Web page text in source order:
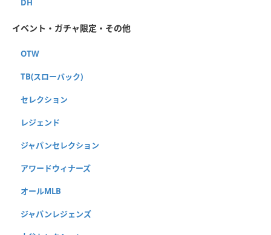
DH
イベント・ガチャ限定・その他
OTW
TB(スローバック)
セレクション
レジェンド
ジャパンセレクション
アワードウィナーズ
オールMLB
ジャパンレジェンズ